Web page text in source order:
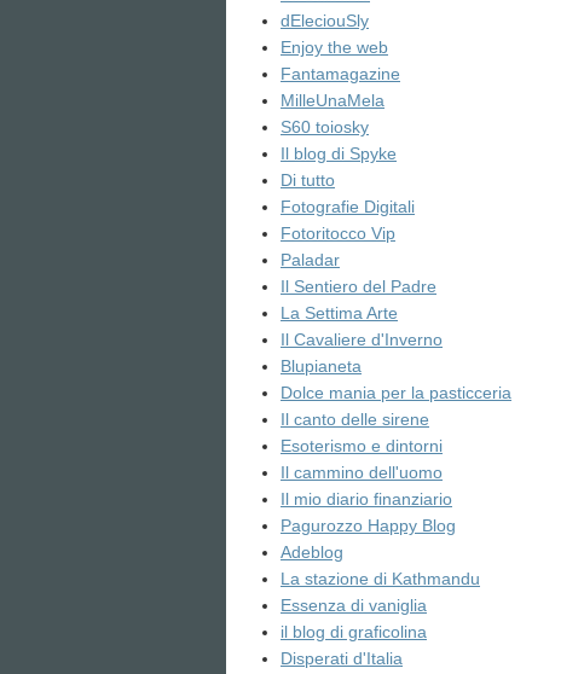
dEleciouSly
Enjoy the web
Fantamagazine
MilleUnaMela
S60 toiosky
Il blog di Spyke
Di tutto
Fotografie Digitali
Fotoritocco Vip
Paladar
Il Sentiero del Padre
La Settima Arte
Il Cavaliere d'Inverno
Blupianeta
Dolce mania per la pasticceria
Il canto delle sirene
Esoterismo e dintorni
Il cammino dell'uomo
Il mio diario finanziario
Pagurozzo Happy Blog
Adeblog
La stazione di Kathmandu
Essenza di vaniglia
il blog di graficolina
Disperati d'Italia